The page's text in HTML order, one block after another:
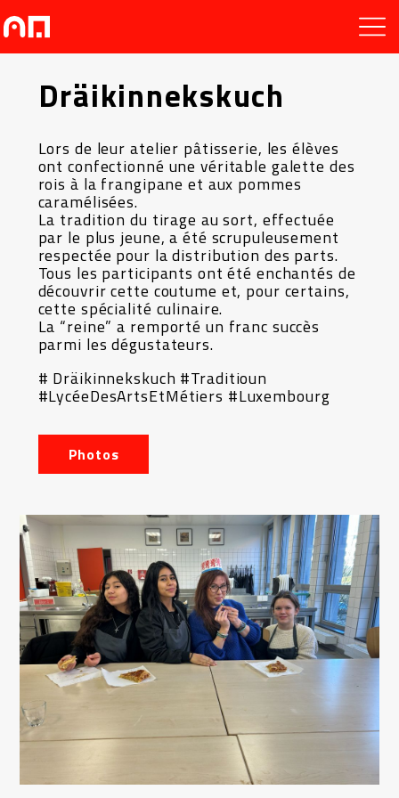
Dräikinnekskuch
Lors de leur atelier pâtisserie, les élèves
ont confectionné une véritable galette des
rois à la frangipane et aux pommes
caramélisées.
La tradition du tirage au sort, effectuée
par le plus jeune, a été scrupuleusement
respectée pour la distribution des parts.
Tous les participants ont été enchantés de
découvrir cette coutume et, pour certains,
cette spécialité culinaire.
La “reine” a remporté un franc succès
parmi les dégustateurs.
# Dräikinnekskuch #Traditioun
#LycéeDesArtsEtMétiers #Luxembourg
Photos